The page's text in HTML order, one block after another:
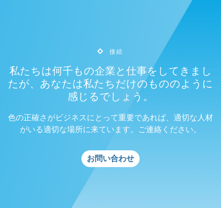
接続
私たちは何千もの企業と仕事をしてきまし
たが、あなたは私たちだけのもののように
感じるでしょう。
色の正確さがビジネスにとって重要であれば、適切な人材
がいる適切な場所に来ています。ご連絡ください。
お問い合わせ